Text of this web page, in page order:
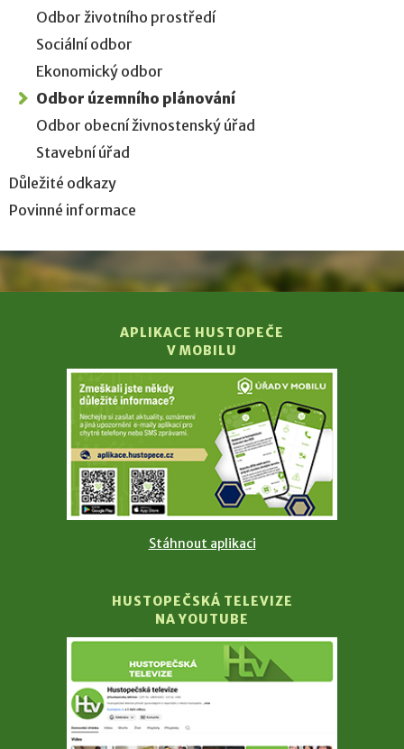
Odbor životního prostředí
Sociální odbor
Ekonomický odbor
Odbor územního plánování
Odbor obecní živnostenský úřad
Stavební úřad
Důležité odkazy
Povinné informace
APLIKACE HUSTOPEČE
V MOBILU
Stáhnout aplikaci
HUSTOPEČSKÁ TELEVIZE
NA YOUTUBE